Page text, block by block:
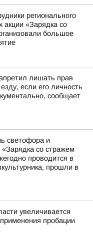
регионального
акции «Зарядка со
большое
лишать прав
если его личность
сообщает
светофора и
«Зарядка со стражем
проводится в
прошли в
увеличивается
пробации